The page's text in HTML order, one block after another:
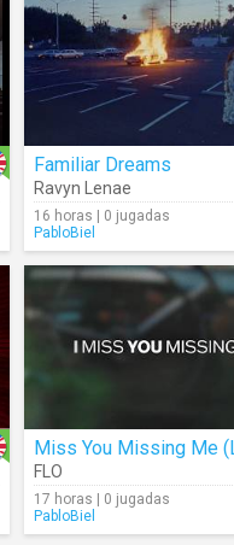
Familiar Dreams
Ravyn Lenae
16 horas | 0 jugadas
PabloBiel
FLO
17 horas | 0 jugadas
PabloBiel